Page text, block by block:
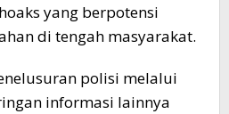
yang berpotensi
di tengah masyarakat.
polisi melalui
informasi lainnya